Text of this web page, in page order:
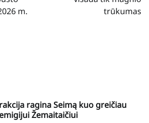
m.
trūkumas
ragina Seimą kuo greičiau
Žemaitaičiui